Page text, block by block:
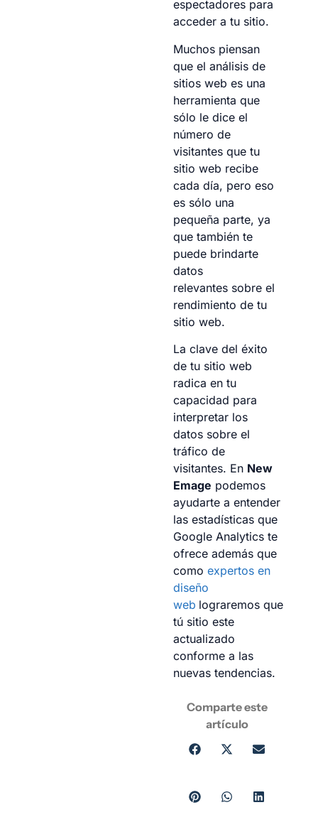
espectadores para
acceder a tu sitio.
Muchos piensan
que el análisis de
sitios web es una
herramienta que
sólo le dice el
número de
visitantes que tu
sitio web recibe
cada día, pero eso
es sólo una
pequeña parte, ya
que también te
puede brindarte
datos
relevantes sobre el
rendimiento de tu
sitio web.
La clave del éxito
de tu sitio web
radica en tu
capacidad para
interpretar los
datos sobre el
tráfico de
visitantes. En New
Emage podemos
ayudarte a entender
las estadísticas que
Google Analytics te
ofrece además que
como expertos en
diseño
web lograremos que
tú sitio este
actualizado
conforme a las
nuevas tendencias.
Comparte este
artículo